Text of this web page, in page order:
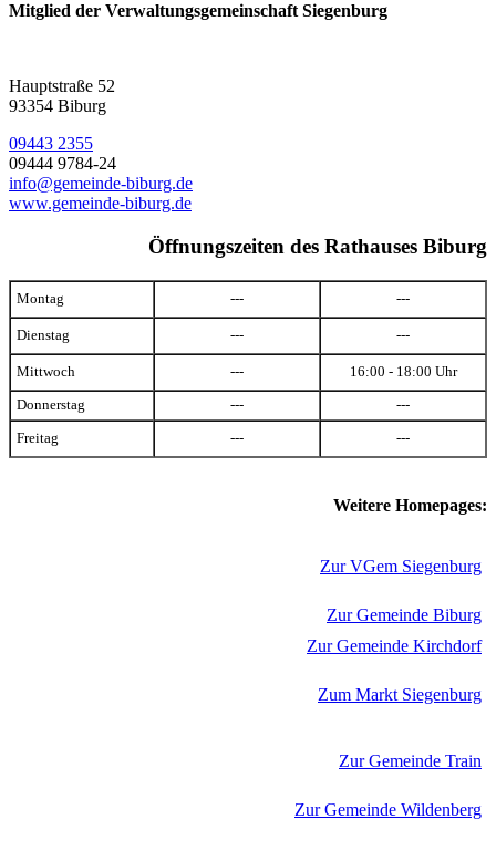
Mitglied der Verwaltungsgemeinschaft Siegenburg
Hauptstraße 52
93354 Biburg
09443 2355
09444 9784-24
info@gemeinde-biburg.de
www.gemeinde-biburg.de
Öffnungszeiten des Rathauses Biburg
Montag --- ---
Dienstag --- ---
Mittwoch --- 16:00 - 18:00 Uhr
Donnerstag --- ---
Freitag --- ---
Weitere Homepages:
Zur VGem Siegenburg
Zur Gemeinde Biburg
Zur Gemeinde Kirchdorf
Zum Markt Siegenburg
Zur Gemeinde Train
Zur Gemeinde Wildenberg